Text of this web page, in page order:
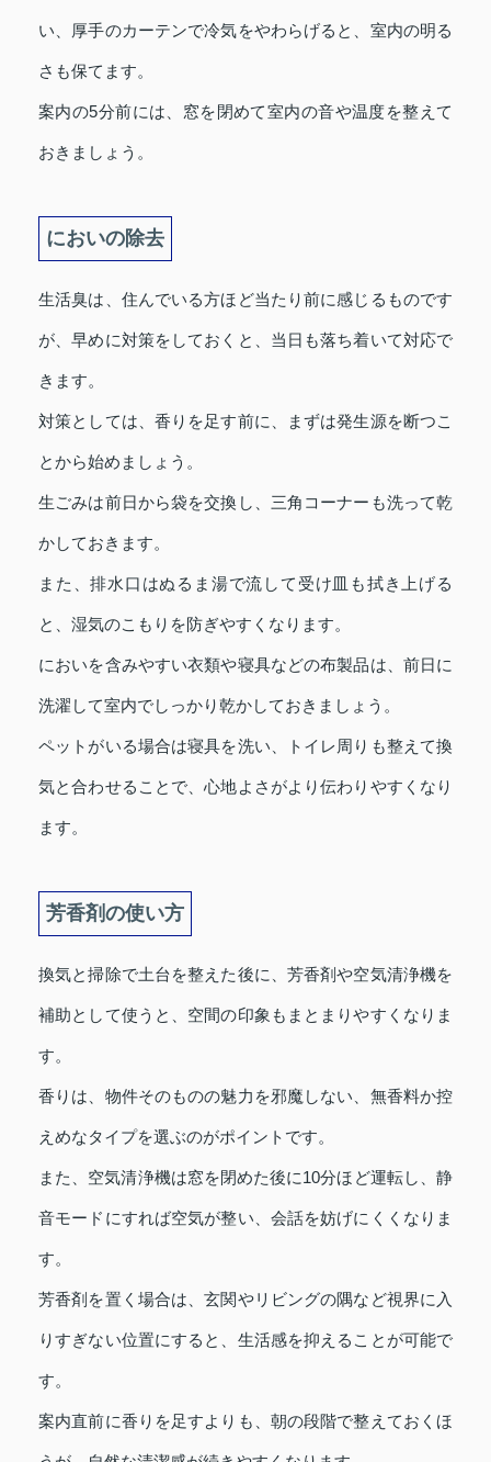
い、厚手のカーテンで冷気をやわらげると、室内の明る
さも保てます。
案内の5分前には、窓を閉めて室内の音や温度を整えて
おきましょう。
においの除去
生活臭は、住んでいる方ほど当たり前に感じるものです
が、早めに対策をしておくと、当日も落ち着いて対応で
きます。
対策としては、香りを足す前に、まずは発生源を断つこ
とから始めましょう。
生ごみは前日から袋を交換し、三角コーナーも洗って乾
かしておきます。
また、排水口はぬるま湯で流して受け皿も拭き上げる
と、湿気のこもりを防ぎやすくなります。
においを含みやすい衣類や寝具などの布製品は、前日に
洗濯して室内でしっかり乾かしておきましょう。
ペットがいる場合は寝具を洗い、トイレ周りも整えて換
気と合わせることで、心地よさがより伝わりやすくなり
ます。
芳香剤の使い方
換気と掃除で土台を整えた後に、芳香剤や空気清浄機を
補助として使うと、空間の印象もまとまりやすくなりま
す。
香りは、物件そのものの魅力を邪魔しない、無香料か控
えめなタイプを選ぶのがポイントです。
また、空気清浄機は窓を閉めた後に10分ほど運転し、静
音モードにすれば空気が整い、会話を妨げにくくなりま
す。
芳香剤を置く場合は、玄関やリビングの隅など視界に入
りすぎない位置にすると、生活感を抑えることが可能で
す。
案内直前に香りを足すよりも、朝の段階で整えておくほ